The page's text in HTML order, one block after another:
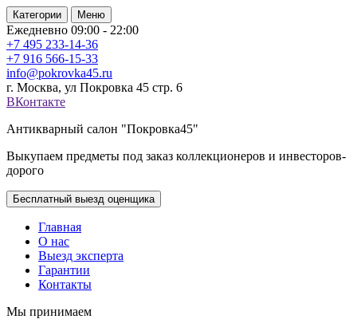
Категории Меню
Ежедневно 09:00 - 22:00
+7 495 233-14-36
+7 916 566-15-33
info@pokrovka45.ru
г. Москва, ул Покровка 45 стр. 6
ВКонтакте
Антикварный салон "Покровка45"
Выкупаем предметы под заказ коллекционеров и инвесторов-
дорого
Бесплатный выезд оценщика
Главная
О нас
Выезд эксперта
Гарантии
Контакты
Мы принимаем